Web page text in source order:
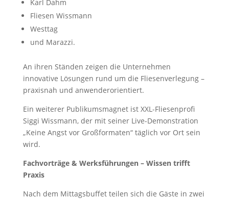
Karl Dahm
Fliesen Wissmann
Westtag
und Marazzi.
An ihren Ständen zeigen die Unternehmen
innovative Lösungen rund um die Fliesenverlegung –
praxisnah und anwenderorientiert.
Ein weiterer Publikumsmagnet ist XXL-Fliesenprofi
Siggi Wissmann, der mit seiner Live-Demonstration
„Keine Angst vor Großformaten“ täglich vor Ort sein
wird.
Fachvorträge & Werksführungen – Wissen trifft
Praxis
Nach dem Mittagsbuffet teilen sich die Gäste in zwei